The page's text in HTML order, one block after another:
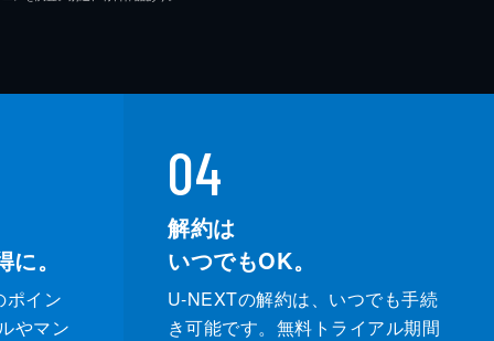
。
ポイン
やマン
04
解約は
いつでもOK。
U-NEXTの解約は、いつでも手続
き可能です。無料トライアル期間